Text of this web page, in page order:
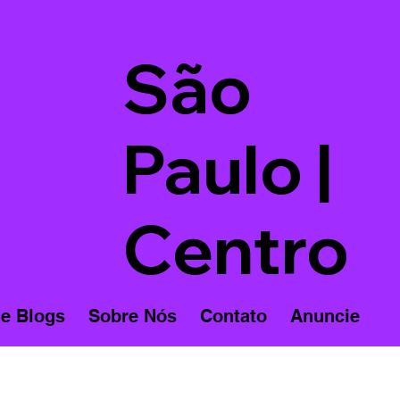
São
Paulo |
Centro
Blogs Sobre Nós Contato Anuncie